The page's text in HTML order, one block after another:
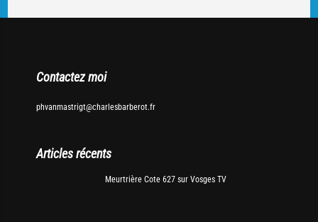
Contactez moi
phvanmastrigt@charlesbarberot.fr
Articles récents
Meurtrière Cote 627 sur Vosges TV